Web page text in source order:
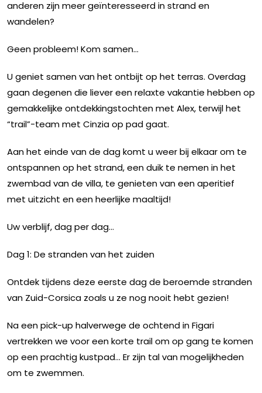
anderen zijn meer geïnteresseerd in strand en
wandelen?
Geen probleem! Kom samen...
U geniet samen van het ontbijt op het terras. Overdag
gaan degenen die liever een relaxte vakantie hebben op
gemakkelijke ontdekkingstochten met Alex, terwijl het
“trail”-team met Cinzia op pad gaat.
Aan het einde van de dag komt u weer bij elkaar om te
ontspannen op het strand, een duik te nemen in het
zwembad van de villa, te genieten van een aperitief
met uitzicht en een heerlijke maaltijd!
Uw verblijf, dag per dag...
Dag 1: De stranden van het zuiden
Ontdek tijdens deze eerste dag de beroemde stranden
van Zuid-Corsica zoals u ze nog nooit hebt gezien!
Na een pick-up halverwege de ochtend in Figari
vertrekken we voor een korte trail om op gang te komen
op een prachtig kustpad... Er zijn tal van mogelijkheden
om te zwemmen.